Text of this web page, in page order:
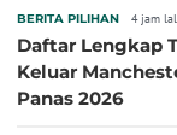
BERITA PILIHAN 4 jam
Daftar Lengkap
Keluar
Panas 2026